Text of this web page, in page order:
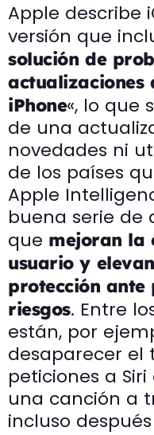
Apple describe
versión que
solución de
actualizaciones
iPhone«, lo que
de una
novedades ni
de los países
Apple
buena serie de
que mejoran la
usuario y
protección ante
riesgos. Entre
están, por
desaparecer el
peticiones a
una canción a
incluso